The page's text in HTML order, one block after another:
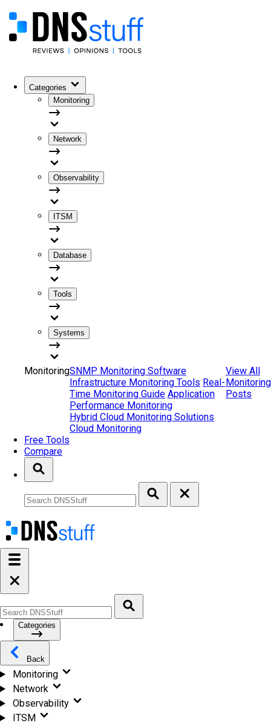
Categories
Monitoring
Network
Observability
ITSM
Database
Tools
Systems
MonitoringSNMP Monitoring Software
Infrastructure Monitoring Tools Real-
Time Monitoring Guide Application
Performance Monitoring
Hybrid Cloud Monitoring Solutions
Cloud Monitoring
View All
Monitoring
Posts
Free Tools
Compare
Categories
Back
Monitoring
Network
Observability
ITSM